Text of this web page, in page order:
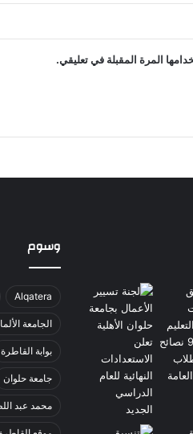
المرة المقبلة في تعليقي.
وسوم
Alqatera
الجامعة
بوابة القاطرة
جامعة حلوان
محمد عبد